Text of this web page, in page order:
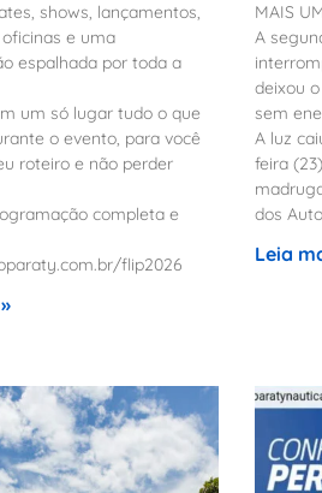
shows, lançamentos,
e uma
espalhada por toda a
um só lugar tudo o que
o evento, para você
roteiro e não perder
completa e
flip2026
MAIS
A
deixou
sem
A luz
feira
dos
Leia